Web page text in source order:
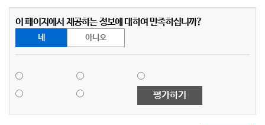
이 페이지에서 제공하는 정보에 대하여 만족하십니까?
네 아니오
평가하기